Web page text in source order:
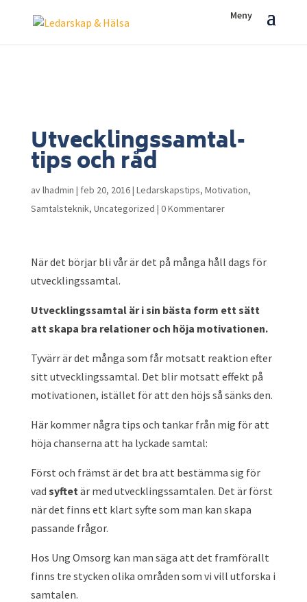
Utvecklingssamtal-
tips och råd
avlhadmin | feb 20, 2016| Ledarskapstips, Motivation,
Samtalsteknik, Uncategorized | 0 Kommentarer
När det börjar bli vår är det på många håll dags för
utvecklingssamtal.
Utvecklingssamtal är i sin bästa form ett sätt
att skapa bra relationer och höja motivationen.
Tyvärr är det många som får motsatt reaktion efter
sitt utvecklingssamtal. Det blir motsatt effekt på
motivationen, istället för att den höjs så sänks den.
Här kommer några tips och tankar från mig för att
höja chanserna att ha lyckade samtal:
Först och främst är det bra att bestämma sig för
vad syftetär med utvecklingssamtalen. Det är först
när det finns ett klart syfte som man kan skapa
passande frågor.
Hos Ung Omsorg kan man säga att det framförallt
finns tre stycken olika områden som vi vill utforska i
samtalen.